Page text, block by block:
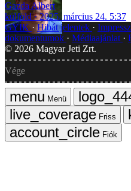
Gazda Albert
külföld
2025. március 24. 5:37
GYIK
Hibát jelentek
dokumentumok
Médiaajánlat
© 2026 Magyar Jeti Zrt.
Vége
Menü
Friss
Fiók